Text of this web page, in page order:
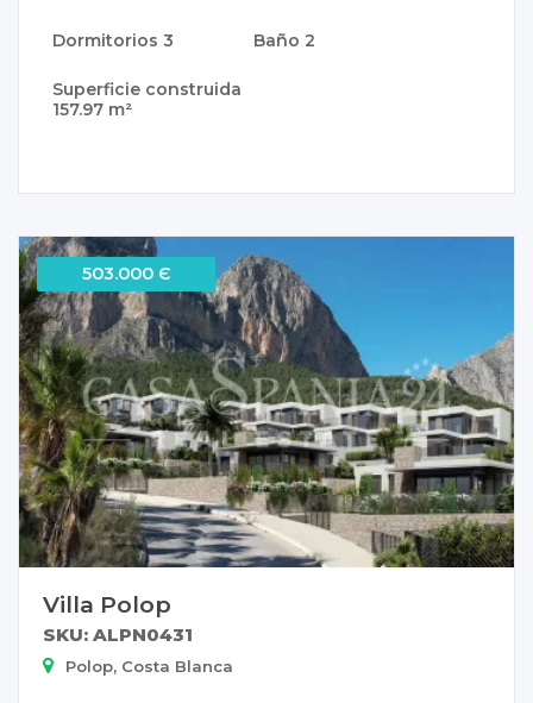
Dormitorios 3 Baño 2
Superficie construida
157.97 m²
503.000 Є
Villa Polop
SKU: ALPN0431
Polop, Costa Blanca